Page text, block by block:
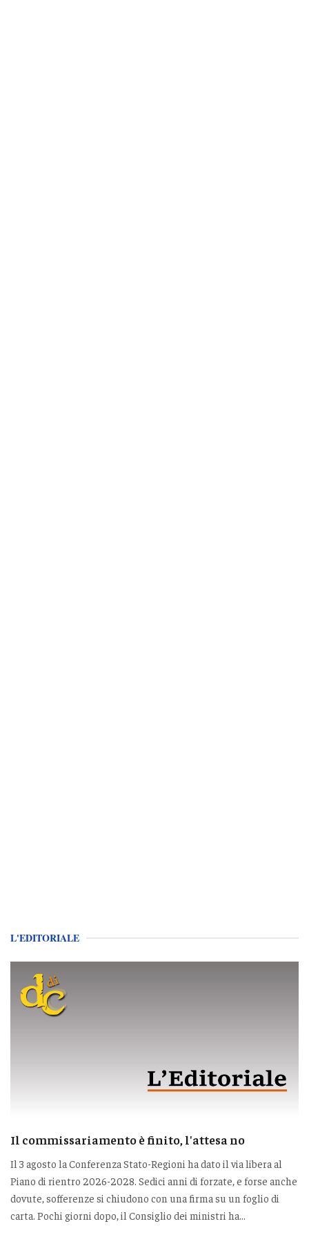
L'EDITORIALE
Il commissariamento è finito, l'attesa no
Il 3 agosto la Conferenza Stato-Regioni ha dato il via libera al
Piano di rientro 2026-2028. Sedici anni di forzate, e forse anche
dovute, sofferenze si chiudono con una firma su un foglio di
carta. Pochi giorni dopo, il Consiglio dei ministri ha...